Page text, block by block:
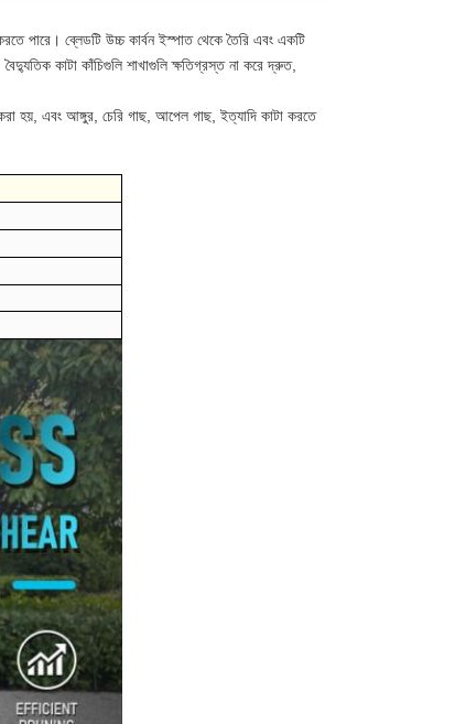
পারে। ব্লেডটি উচ্চ কার্বন ইস্পাত থেকে তৈরি এবং একটি
কাটা কাঁচিগুলি শাখাগুলি ক্ষতিগ্রস্ত না করে দ্রুত,
হয়, এবং আঙ্গুর, চেরি গাছ, আপেল গাছ, ইত্যাদি কাটা করতে